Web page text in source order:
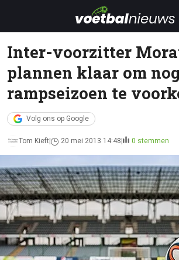
Inter-voorzitter
plannen klaar om
rampseizoen te
Volg ons op Google
Tom Kieft 20 mei 2013 14:48 0 stemmen